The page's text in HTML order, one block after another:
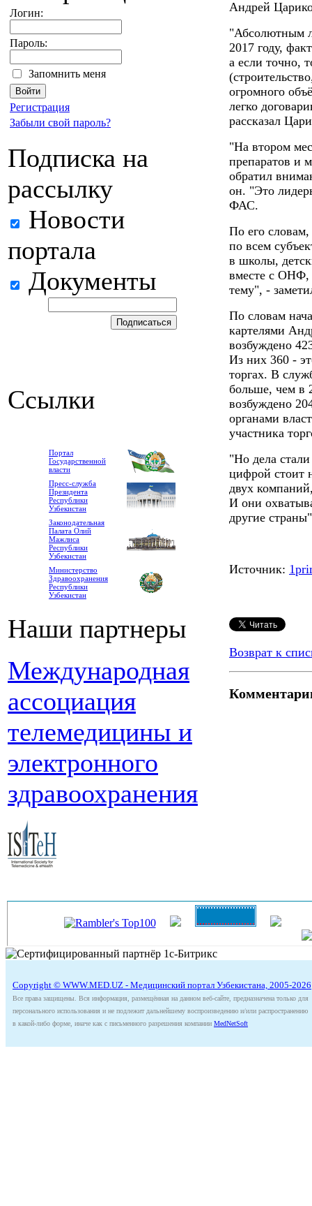
Логин:
Пароль:
Запомнить меня
Регистрация
Забыли свой пароль?
Подписка на
рассылку
Новости
портала
Документы
Ссылки
Портал
Государственной
власти
Пресс-служба
Президента
Республики
Узбекистан
Законодательная
Палата Олий
Мажлиса
Республики
Узбекистан
Министерство
Здравоохранения
Республики
Узбекистан
Наши партнеры
Международная
ассоциация
телемедицины и
электронного
здравоохранения
Андрей
"Абсолютным
2017 году,
а если точно,
огромного
легко
рассказал
"На втором
препаратов и
обратил
он. "Это
ФАС.
По его
по всем
в школы,
вместе с ОНФ,
тему", -
По словам
картелями
возбуждено
Из них 360 -
торгах. В
больше, чем в
возбуждено
органами
участника
"Но дела
цифрой стоит
двух
И они
другие
Источник:
Возврат к
Copyright © WWW.MED.UZ - Медицинский портал Узбекистана, 2005-2026
Все права защищены. Вся информация, размещённая на данном веб-сайте, предназначена только для
персонального использования и не подлежит дальнейшему воспроизведению и/или распространению
в какой-либо форме, иначе как с письменного разрешения компании MedNetSoft